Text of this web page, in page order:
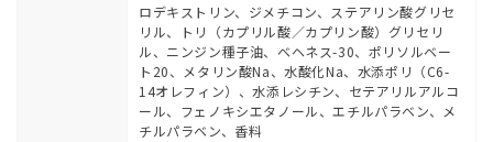
ロデキストリン、ジメチコン、ステアリン酸グリセ
リル、トリ（カプリル酸／カプリン酸）グリセリ
ル、ニンジン種子油、ベヘネス-30、ポリソルベー
ト20、メタリン酸Na、水酸化Na、水添ポリ（C6-
14オレフィン）、水添レシチン、セテアリルアルコ
ール、フェノキシエタノール、エチルパラベン、メ
チルパラベン、香料